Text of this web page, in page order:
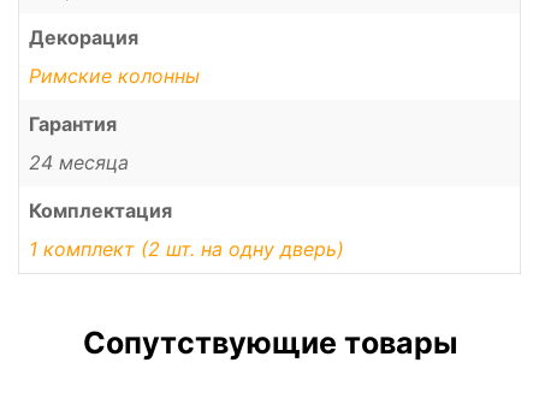
Декорация
Римские колонны
Гарантия
24 месяца
Комплектация
1 комплект (2 шт. на одну дверь)
Сопутствующие товары